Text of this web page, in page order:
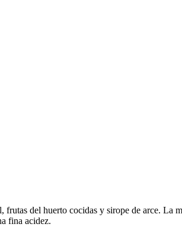
del huerto cocidas y sirope de arce. La
fina acidez.